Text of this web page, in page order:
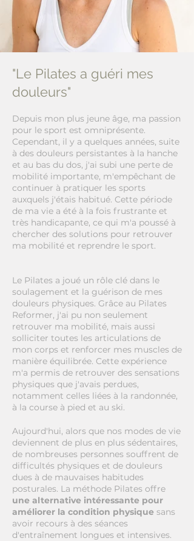
"Le Pilates a guéri mes
douleurs"
Depuis mon plus jeune âge, ma passion
pour le sport est omniprésente.
Cependant, il y a quelques années, suite
à des douleurs persistantes à la hanche
et au bas du dos, j'ai subi une perte de
mobilité importante, m'empêchant de
continuer à pratiquer les sports
auxquels j'étais habitué. Cette période
de ma vie a été à la fois frustrante et
très handicapante, ce qui m'a poussé à
chercher des solutions pour retrouver
ma mobilité et reprendre le sport.
Le Pilates a joué un rôle clé dans le
soulagement et la guérison de mes
douleurs physiques. Grâce au Pilates
Reformer, j'ai pu non seulement
retrouver ma mobilité, mais aussi
solliciter toutes les articulations de
mon corps et renforcer mes muscles de
manière équilibrée. Cette expérience
m'a permis de retrouver des sensations
physiques que j'avais perdues,
notamment celles liées à la randonnée,
à la course à pied et au ski.
Aujourd'hui, alors que nos modes de vie
deviennent de plus en plus sédentaires,
de nombreuses personnes souffrent de
difficultés physiques et de douleurs
dues à de mauvaises habitudes
posturales. La méthode Pilates offre
une alternative intéressante pour
améliorer la condition physique sans
avoir recours à des séances
d'entraînement longues et intensives.